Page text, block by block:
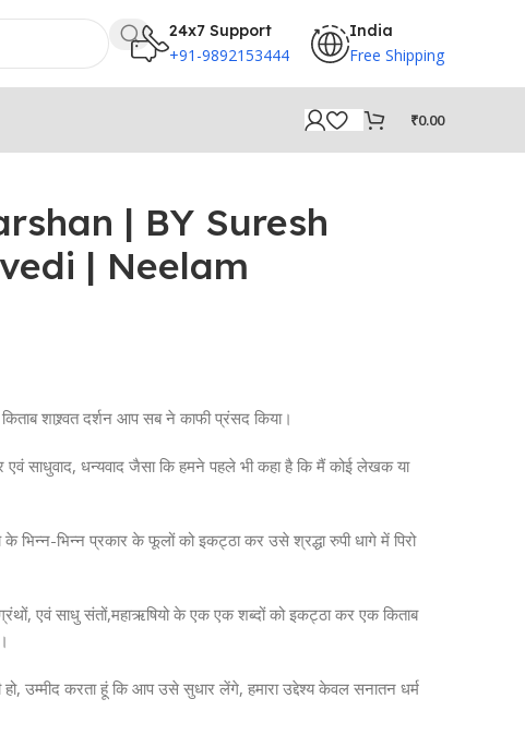
24x7 Support
+91-9892153444
India
Free Shipping
₹0.00
| BY Suresh
| Neelam
शाश्र्वत दर्शन आप सब ने काफी प्रंसद किया।
एवं साधुवाद, धन्यवाद जैसा कि हमने पहले भी कहा है कि मैं कोई लेखक या
भिन्न-भिन्न प्रकार के फूलों को इकट्ठा कर उसे श्रद्धा रुपी धागे में पिरो
एवं साधु संतों,महाऋषियो के एक एक शब्दों को इकट्ठा कर एक किताब
उम्मीद करता हूं कि आप उसे सुधार लेंगे, हमारा उद्देश्य केवल सनातन धर्म